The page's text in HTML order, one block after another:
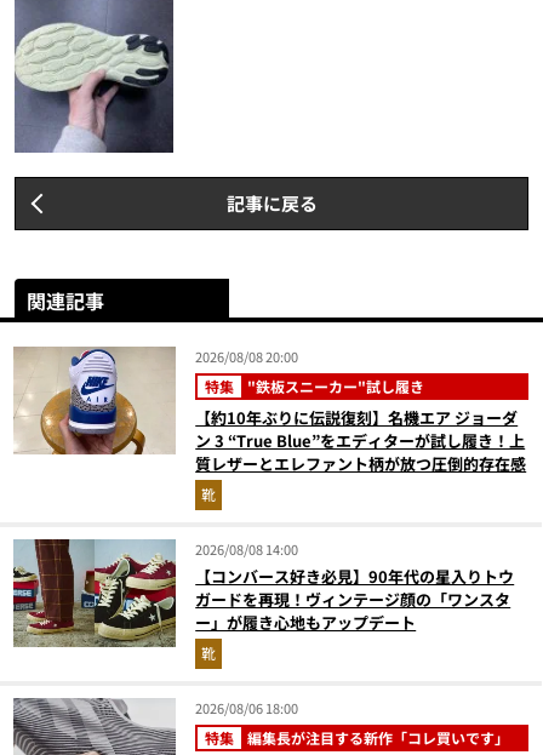
記事に戻る
関連記事
2026/08/08 20:00
特集 "鉄板スニーカー"試し履き
【約10年ぶりに伝説復刻】名機エア ジョーダ
ン 3 “True Blue”をエディターが試し履き！上
質レザーとエレファント柄が放つ圧倒的存在感
靴
2026/08/08 14:00
【コンバース好き必見】90年代の星入りトウ
ガードを再現！ヴィンテージ顔の「ワンスタ
ー」が履き心地もアップデート
靴
2026/08/06 18:00
特集 編集長が注目する新作「コレ買いです」